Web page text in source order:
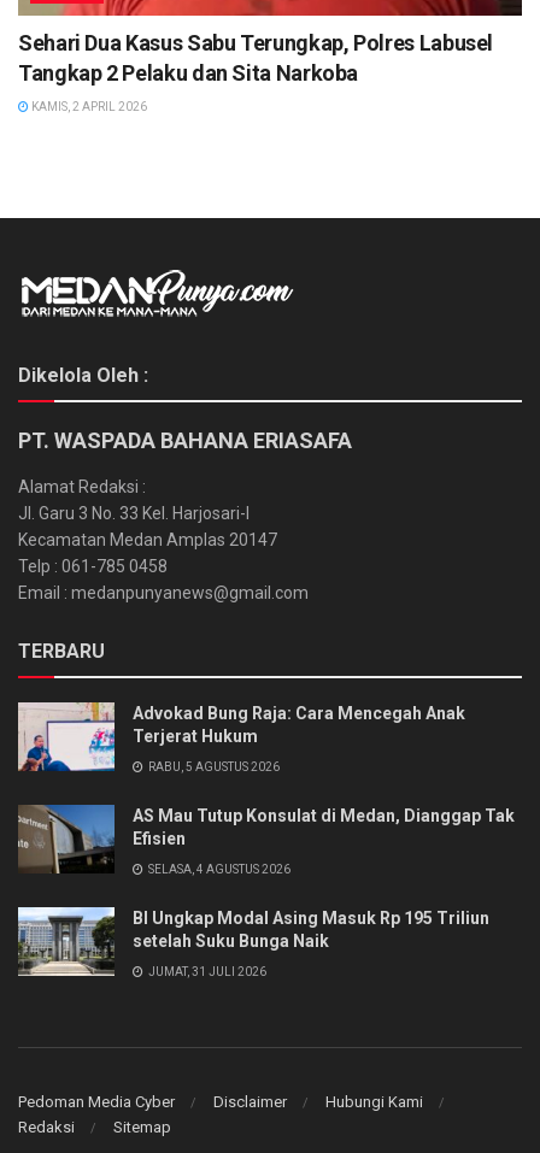
Sehari Dua Kasus Sabu Terungkap, Polres Labusel
Tangkap 2 Pelaku dan Sita Narkoba
KAMIS, 2 APRIL 2026
Dikelola Oleh :
PT. WASPADA BAHANA ERIASAFA
Alamat Redaksi :
Jl. Garu 3 No. 33 Kel. Harjosari-I
Kecamatan Medan Amplas 20147
Telp : 061-785 0458
Email : medanpunyanews@gmail.com
TERBARU
Advokad Bung Raja: Cara Mencegah Anak
Terjerat Hukum
RABU, 5 AGUSTUS 2026
AS Mau Tutup Konsulat di Medan, Dianggap Tak
Efisien
SELASA, 4 AGUSTUS 2026
BI Ungkap Modal Asing Masuk Rp 195 Triliun
setelah Suku Bunga Naik
JUMAT, 31 JULI 2026
Pedoman Media Cyber Disclaimer
Hubungi Kami
Redaksi
Sitemap